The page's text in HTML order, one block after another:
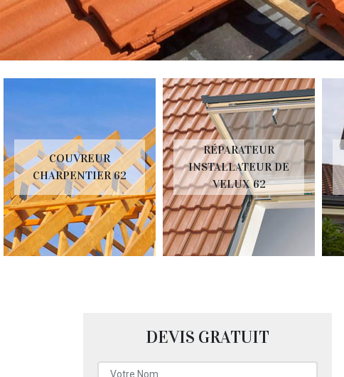
COUVREUR
CHARPENTIER 62
RÉPARATEUR
INSTALLATEUR DE
VELUX 62
DEVIS GRATUIT